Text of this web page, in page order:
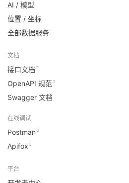
AI / 模型
位置 / 坐标
全部数据服务
文档
接口文档
OpenAPI 规范
Swagger 文档
在线调试
Postman
Apifox
平台